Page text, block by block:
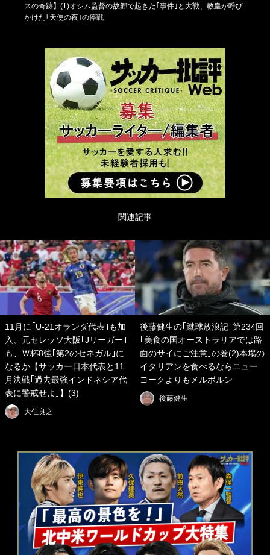
スの奇跡】(1)オシム監督の故郷で起きた｢事件｣と大戦、教皇が呼び
かけた｢天使の夜｣の停戦
関連記事
11月に｢U‐21オランダ代表｣も加
入、元セレッソ大阪｢Jリーガー｣
も、Ｗ杯8強｢第2のセネガル｣に
なるか【サッカー日本代表と11
月決戦｢過去最強インドネシア代
表に警戒せよ｣】(3)
大住良之
後藤健生の｢蹴球放浪記｣第234回
｢美食の国オーストラリアでは路
面のサイにご注意｣の巻(2)本場の
イタリアンを食べるならニュー
ヨークよりもメルボルン
後藤健生